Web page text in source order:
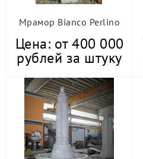
Мрамор Bianco Perlino
Цена: от 400 000
рублей за штуку